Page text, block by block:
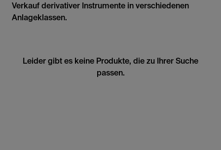
Verkauf derivativer Instrumente in verschiedenen
Anlageklassen.
Leider gibt es keine Produkte, die zu Ihrer Suche
passen.